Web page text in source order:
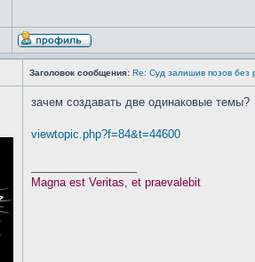
Заголовок сообщения: Re: Суд залишив позов без
зачем создавать две одинаковые темы?
viewtopic.php?f=84&t=44600
Magna est Veritas, et praevalebit